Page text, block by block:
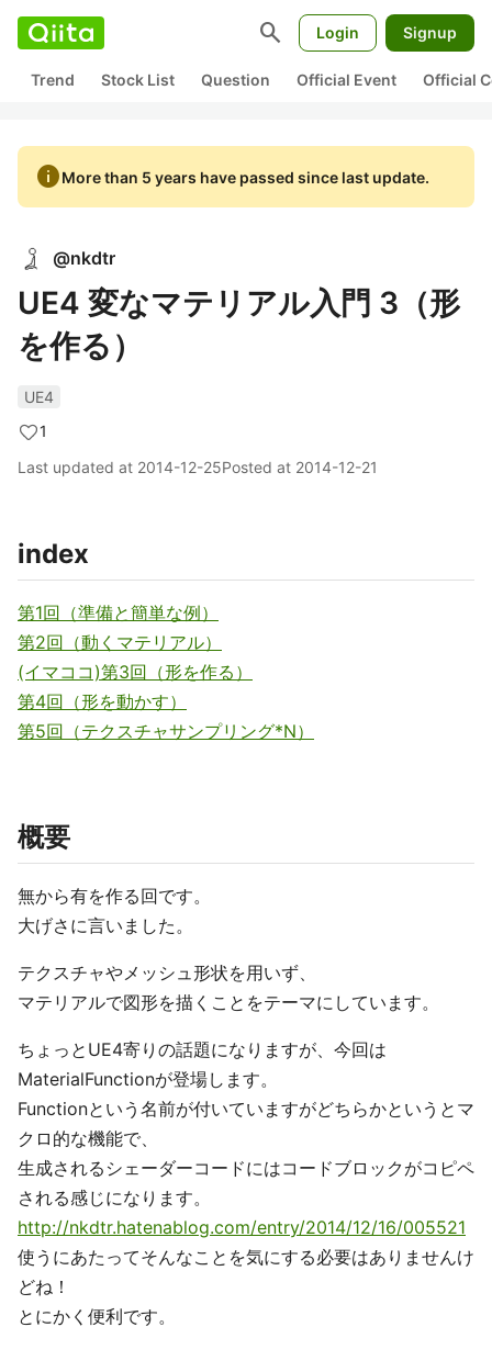
search Login Signup
Trend Stock List Question Official Event Official
infoMore than 5 years have passed since last update.
@nkdtr
UE4 変なマテリアル入門 3（形
を作る）
UE4
1
Last updated at 2014-12-25Posted at 2014-12-21
index
第1回（準備と簡単な例）
第2回（動くマテリアル）
(イマココ)第3回（形を作る）
第4回（形を動かす）
第5回（テクスチャサンプリング*N）
概要
無から有を作る回です。
大げさに言いました。
テクスチャやメッシュ形状を用いず、
マテリアルで図形を描くことをテーマにしています。
ちょっとUE4寄りの話題になりますが、今回は
MaterialFunctionが登場します。
Functionという名前が付いていますがどちらかというとマ
クロ的な機能で、
生成されるシェーダーコードにはコードブロックがコピペ
される感じになります。
http://nkdtr.hatenablog.com/entry/2014/12/16/005521
使うにあたってそんなことを気にする必要はありませんけ
どね！
とにかく便利です。